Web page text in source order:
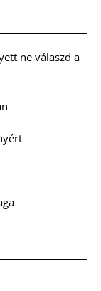
ne válaszd a